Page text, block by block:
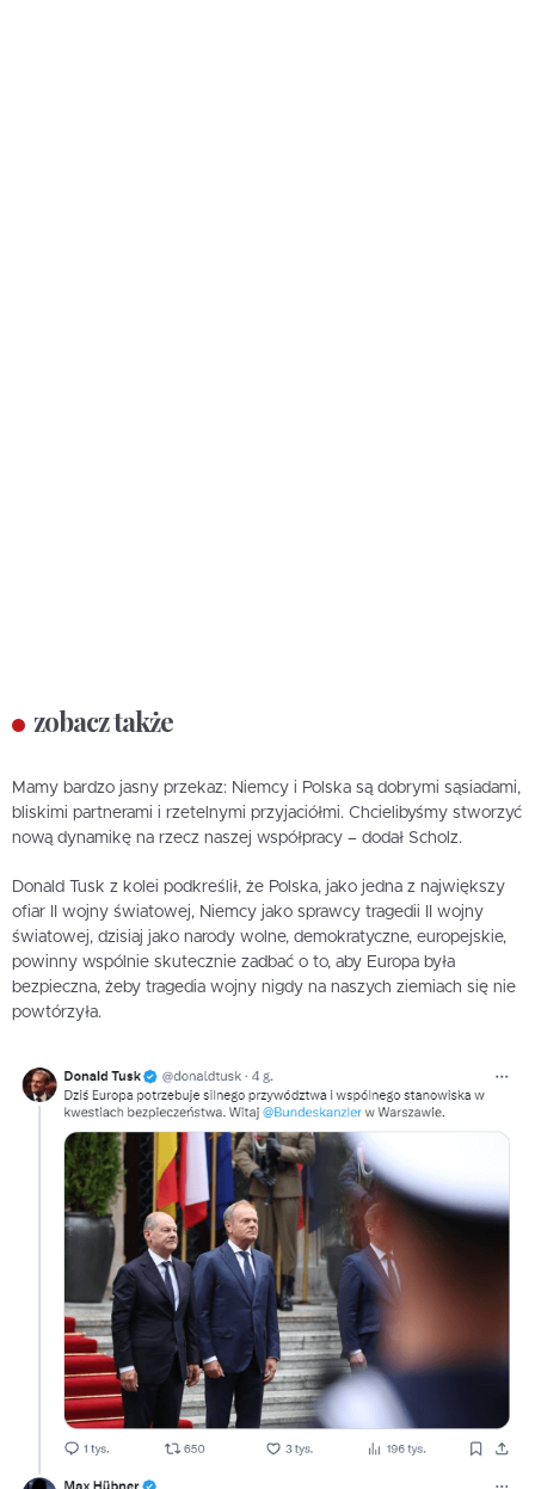
zobacz także
Mamy bardzo jasny przekaz: Niemcy i Polska są dobrymi sąsiadami,
bliskimi partnerami i rzetelnymi przyjaciółmi. Chcielibyśmy stworzyć
nową dynamikę na rzecz naszej współpracy – dodał Scholz.
Donald Tusk z kolei podkreślił, że Polska, jako jedna z największy
ofiar II wojny światowej, Niemcy jako sprawcy tragedii II wojny
światowej, dzisiaj jako narody wolne, demokratyczne, europejskie,
powinny wspólnie skutecznie zadbać o to, aby Europa była
bezpieczna, żeby tragedia wojny nigdy na naszych ziemiach się nie
powtórzyła.